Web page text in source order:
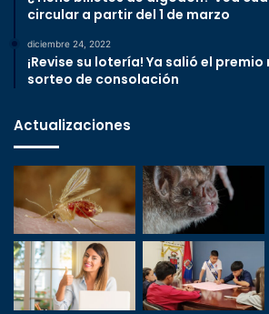
circular a partir del 1 de marzo
diciembre 24, 2022
¡Revise su lotería! Ya salió el
sorteo de consolación
Actualizaciones